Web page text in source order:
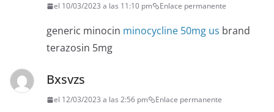
el 10/03/2023 a las 11:10 pm Enlace permanente
generic minocin minocycline 50mg us brand
terazosin 5mg
Bxsvzs
el 12/03/2023 a las 2:56 pm Enlace permanente